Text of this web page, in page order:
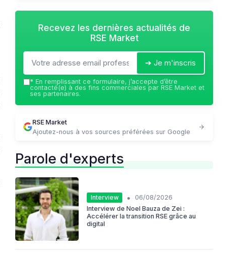
Recevez les dernières actualités de
RSE Market
➔ Je m'inscris
* En remplissant ce formulaire, j’accepte d’être
contacté(e) à des fins commerciales par RSE Market et
ses partenaires.
RSE Market
Ajoutez-nous à vos sources préférées sur Google
Parole d'experts
Interview •
06/08/2026
Interview de Noel Bauza de Zei :
Accélérer la transition RSE grâce au
digital